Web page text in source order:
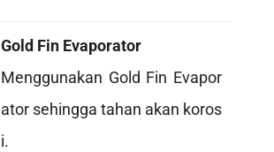
Gold Fin Evaporator
Menggunakan Gold Fin Evapor
ator sehingga tahan akan koros
i.